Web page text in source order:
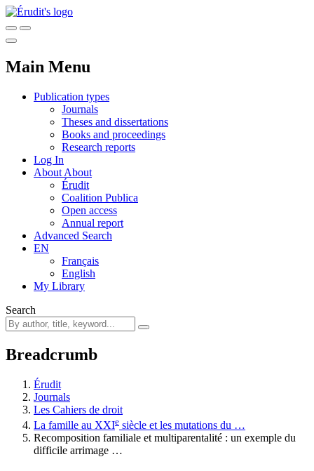
Main Menu
Publication types
Journals
Theses and dissertations
Books and proceedings
Research reports
Log In
About About
Érudit
Coalition Publica
Open access
Annual report
Advanced Search
EN
Français
English
My Library
Search
Breadcrumb
Érudit
Journals
Les Cahiers de droit
La famille au XXIe siècle et les mutations du …
Recomposition familiale et multiparentalité : un exemple du
difficile arrimage …